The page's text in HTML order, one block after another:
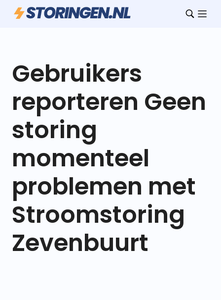
Gebruikers
reporteren Geen
storing
momenteel
problemen met
Stroomstoring
Zevenbuurt